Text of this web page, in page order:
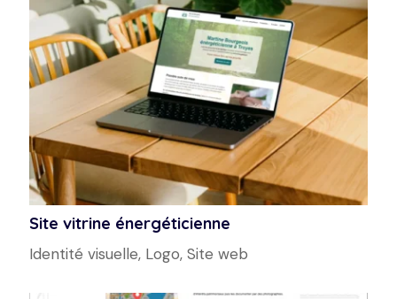
Site vitrine énergéticienne
Identité visuelle, Logo,Site web